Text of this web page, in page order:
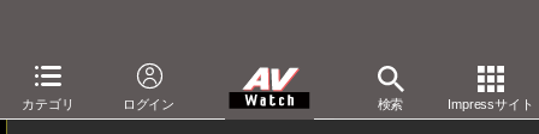
カテゴリ ログイン 検索 Impressサイト
AV Watch 製品 ヘッドフォン final